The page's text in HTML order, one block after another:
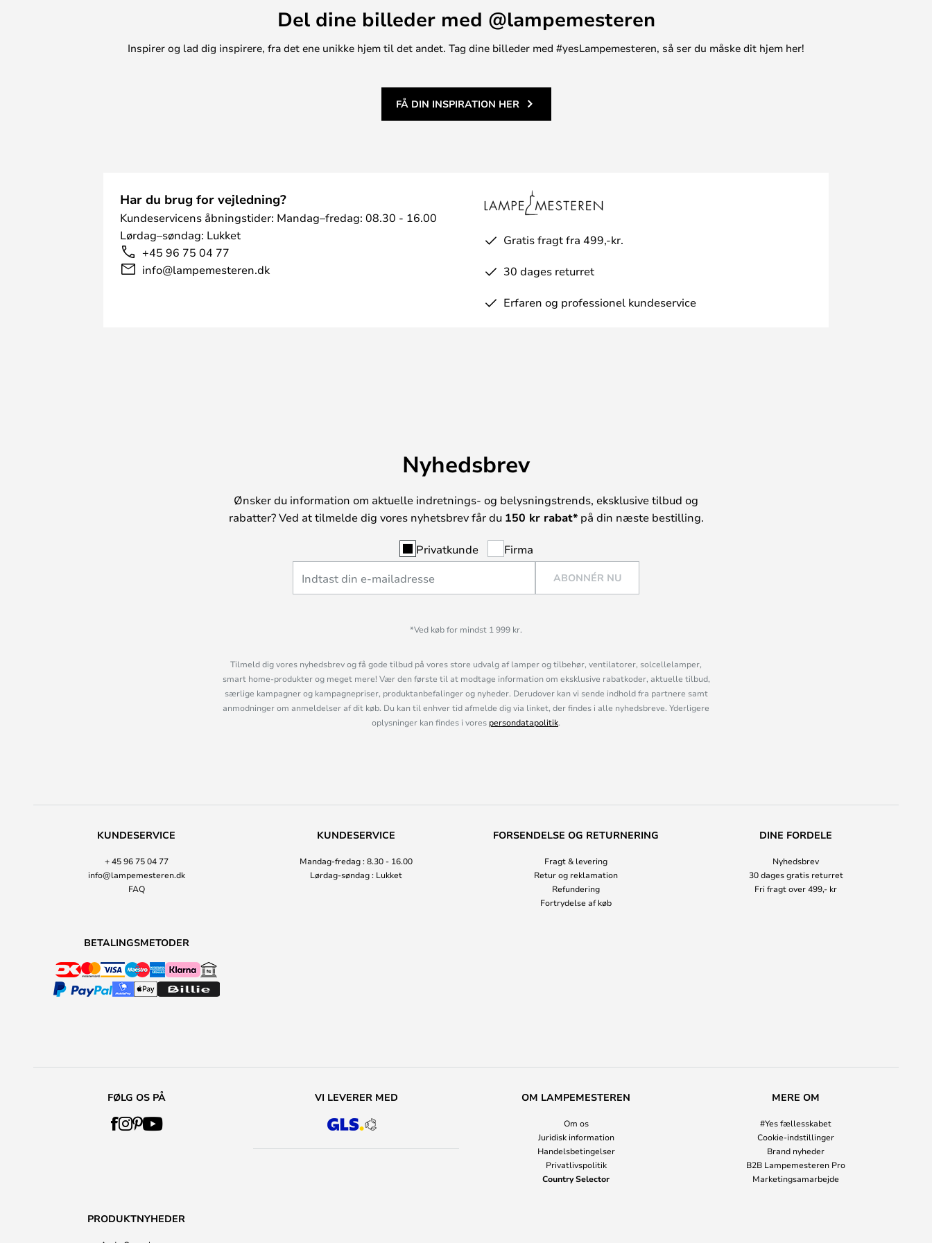
Del dine billeder med @lampemesteren
Inspirer og lad dig inspirere, fra det ene unikke hjem til det andet. Tag dine billeder med #yesLampemesteren, så ser du måske dit hjem her!
FÅ DIN INSPIRATION HER
Har du brug for vejledning?
Kundeservicens åbningstider: Mandag–fredag: 08.30 - 16.00
Lørdag–søndag: Lukket
+45 96 75 04 77
info@lampemesteren.dk
Gratis fragt fra 499,-kr.
30 dages returret
Erfaren og professionel kundeservice
Nyhedsbrev
Ønsker du information om aktuelle indretnings- og belysningstrends, eksklusive tilbud og
rabatter? Ved at tilmelde dig vores nyhetsbrev får du 150 kr rabat*på din næste bestilling.
Privatkunde Firma
ABONNÉR NU
*Ved køb for mindst 1 999 kr.
Tilmeld dig vores nyhedsbrev og få gode tilbud på vores store udvalg af lamper og tilbehør, ventilatorer, solcellelamper,
smart home-produkter og meget mere! Vær den første til at modtage information om eksklusive rabatkoder, aktuelle tilbud,
særlige kampagner og kampagnepriser, produktanbefalinger og nyheder. Derudover kan vi sende indhold fra partnere samt
anmodninger om anmeldelser af dit køb. Du kan til enhver tid afmelde dig via linket, der findes i alle nyhedsbreve. Yderligere
oplysninger kan findes i vores persondatapolitik.
KUNDESERVICE
+ 45 96 75 04 77
info@lampemesteren.dk
FAQ
KUNDESERVICE
Mandag-fredag : 8.30 - 16.00
Lørdag-søndag : Lukket
FORSENDELSE OG RETURNERING
Fragt & levering
Retur og reklamation
Refundering
Fortrydelse af køb
DINE FORDELE
Nyhedsbrev
30 dages gratis returret
Fri fragt over 499,- kr
BETALINGSMETODER
FØLG OS PÅ VI LEVERER MED OM LAMPEMESTEREN
Om os
Juridisk information
Handelsbetingelser
Privatlivspolitik
Country Selector
MERE OM
#Yes fællesskabet
Cookie-indstillinger
Brand nyheder
B2B Lampemesteren Pro
Marketingsamarbejde
PRODUKTNYHEDER